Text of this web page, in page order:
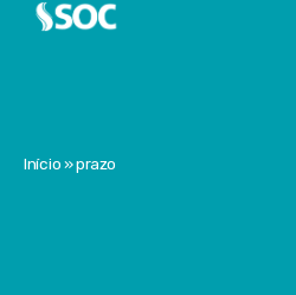
Início»prazo